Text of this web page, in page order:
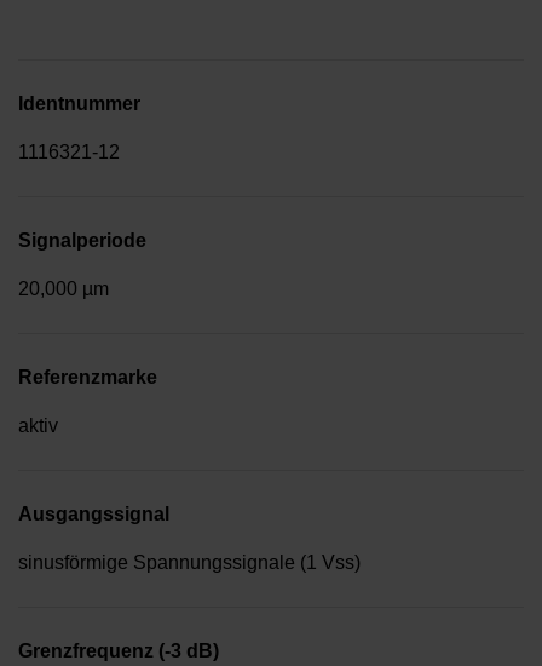
Identnummer
1116321-12
Signalperiode
20,000 µm
Referenzmarke
aktiv
Ausgangssignal
sinusförmige Spannungssignale (1 Vss)
Grenzfrequenz (-3 dB)